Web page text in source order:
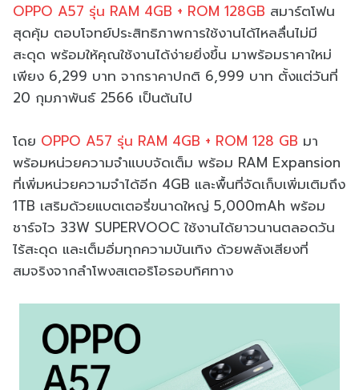
OPPO A57 รุ่น RAM 4GB + ROM 128GB สมาร์ตโฟน
สุดคุ้ม ตอบโจทย์ประสิทธิภาพการใช้งานได้ไหลลื่นไม่มี
สะดุด พร้อมให้คุณใช้งานได้ง่ายยิ่งขึ้น มาพร้อมราคาใหม่
เพียง 6,299 บาท จากราคาปกติ 6,999 บาท ตั้งแต่วันที่
20 กุมภาพันธ์ 2566 เป็นต้นไป
โดย OPPO A57 รุ่น RAM 4GB + ROM 128 GB มา
พร้อมหน่วยความจำแบบจัดเต็ม พร้อม RAM Expansion
ที่เพิ่มหน่วยความจำได้อีก 4GB และพื้นที่จัดเก็บเพิ่มเติมถึง
1TB เสริมด้วยแบตเตอรี่ขนาดใหญ่ 5,000mAh พร้อม
ชาร์จไว 33W SUPERVOOC ใช้งานได้ยาวนานตลอดวัน
ไร้สะดุด และเต็มอิ่มทุกความบันเทิง ด้วยพลังเสียงที่
สมจริงจากลำโพงสเตอริโอรอบทิศทาง